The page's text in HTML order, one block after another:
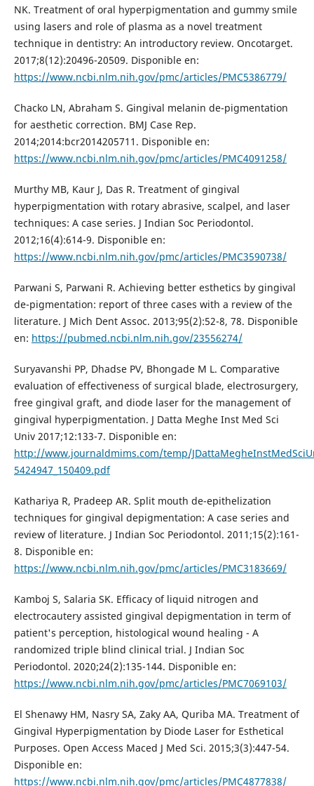
NK. Treatment of oral hyperpigmentation and gummy smile
using lasers and role of plasma as a novel treatment
technique in dentistry: An introductory review. Oncotarget.
2017;8(12):20496-20509. Disponible en:
https://www.ncbi.nlm.nih.gov/pmc/articles/PMC5386779/
Chacko LN, Abraham S. Gingival melanin de-pigmentation
for aesthetic correction. BMJ Case Rep.
2014;2014:bcr2014205711. Disponible en:
https://www.ncbi.nlm.nih.gov/pmc/articles/PMC4091258/
Murthy MB, Kaur J, Das R. Treatment of gingival
hyperpigmentation with rotary abrasive, scalpel, and laser
techniques: A case series. J Indian Soc Periodontol.
2012;16(4):614-9. Disponible en:
https://www.ncbi.nlm.nih.gov/pmc/articles/PMC3590738/
Parwani S, Parwani R. Achieving better esthetics by gingival
de-pigmentation: report of three cases with a review of the
literature. J Mich Dent Assoc. 2013;95(2):52-8, 78. Disponible
en: https://pubmed.ncbi.nlm.nih.gov/23556274/
Suryavanshi PP, Dhadse PV, Bhongade M L. Comparative
evaluation of effectiveness of surgical blade, electrosurgery,
free gingival graft, and diode laser for the management of
gingival hyperpigmentation. J Datta Meghe Inst Med Sci
Univ 2017;12:133-7. Disponible en:
http://www.journaldmims.com/temp/
5424947_150409.pdf
Kathariya R, Pradeep AR. Split mouth de-epithelization
techniques for gingival depigmentation: A case series and
review of literature. J Indian Soc Periodontol. 2011;15(2):161-
8. Disponible en:
https://www.ncbi.nlm.nih.gov/pmc/articles/PMC3183669/
Kamboj S, Salaria SK. Efficacy of liquid nitrogen and
electrocautery assisted gingival depigmentation in term of
patient's perception, histological wound healing - A
randomized triple blind clinical trial. J Indian Soc
Periodontol. 2020;24(2):135-144. Disponible en:
https://www.ncbi.nlm.nih.gov/pmc/articles/PMC7069103/
El Shenawy HM, Nasry SA, Zaky AA, Quriba MA. Treatment of
Gingival Hyperpigmentation by Diode Laser for Esthetical
Purposes. Open Access Maced J Med Sci. 2015;3(3):447-54.
Disponible en:
https://www.ncbi.nlm.nih.gov/pmc/articles/PMC4877838/